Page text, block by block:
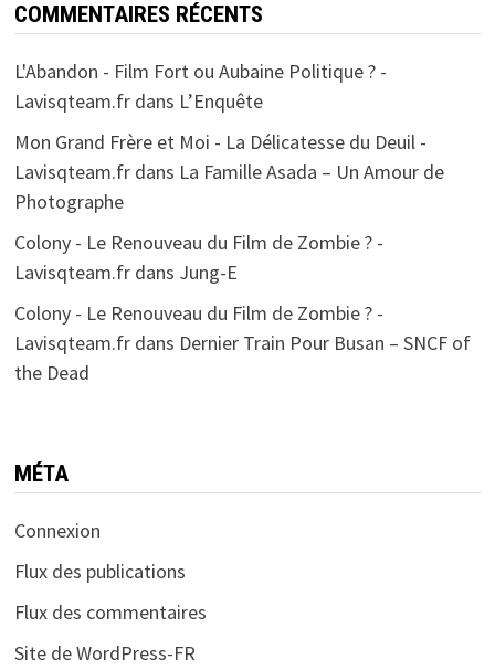
COMMENTAIRES RÉCENTS
L'Abandon - Film Fort ou Aubaine Politique ? -
Lavisqteam.frdans L’Enquête
Mon Grand Frère et Moi - La Délicatesse du Deuil -
Lavisqteam.frdans La Famille Asada – Un Amour de
Photographe
Colony - Le Renouveau du Film de Zombie ? -
Lavisqteam.frdans Jung-E
Colony - Le Renouveau du Film de Zombie ? -
Lavisqteam.frdans Dernier Train Pour Busan – SNCF of
the Dead
MÉTA
Connexion
Flux des publications
Flux des commentaires
Site de WordPress-FR